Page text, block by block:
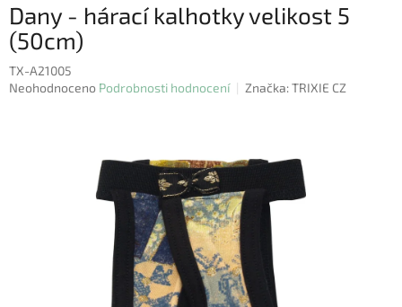
Dany - hárací kalhotky velikost 5
(50cm)
TX-A21005
Průměrné
Neohodnoceno Podrobnosti hodnocení Značka:TRIXIE CZ